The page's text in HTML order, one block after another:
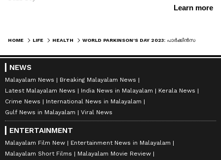
HOME LIFE HEALTH
NEWS
Malayalam News
Breaking Malayalam News
Latest Malayalam News
India News in Malayalam
Kerala News
Crime News
International News in Malayalam
Gulf News in Malayalam
Viral News
ENTERTAINMENT
Malayalam Film New
Entertainment News in Malayalam
Malayalam Short Films
Malayalam Movie Review